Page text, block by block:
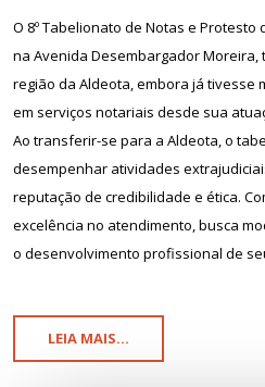
O 8º Tabelionato de Notas e
na Avenida Desembargador
região da Aldeota, embora já tivesse
em serviços notariais desde sua
Ao transferir-se para a Aldeota, o
desempenhar atividades
reputação de credibilidade e ética.
excelência no atendimento, busca
o desenvolvimento profissional de
LEIA MAIS...